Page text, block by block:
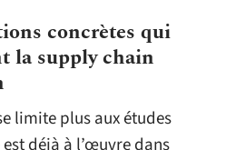
concrètes qui
la supply chain
limite plus aux études